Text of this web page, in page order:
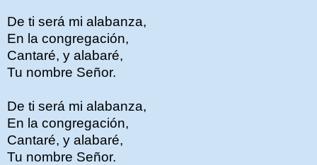
De ti será mi alabanza,
En la congregación,
Cantaré, y alabaré,
Tu nombre Señor.
De ti será mi alabanza,
En la congregación,
Cantaré, y alabaré,
Tu nombre Señor.